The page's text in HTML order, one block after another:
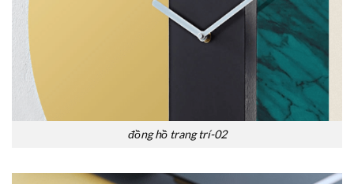
đồng hồ trang trí-02